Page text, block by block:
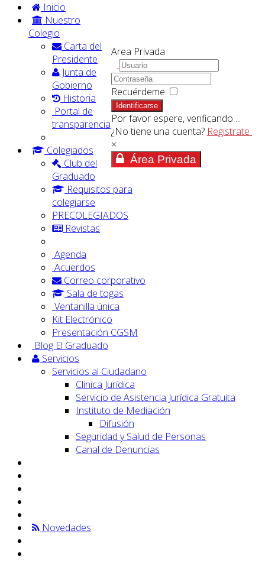
Area Privada
Recuérdeme
Identificarse
Por favor espere, verificando ...
¿No tiene una cuenta? Registrate
×
Área Privada
Inicio
Nuestro
Colegio
Carta del
Presidente
Junta de
Gobierno
Historia
Portal de
transparencia
Colegiados
Club del
Graduado
Requisitos para
colegiarse
PRECOLEGIADOS
Revistas
Agenda
Acuerdos
Correo corporativo
Sala de togas
Ventanilla única
Kit Electrónico
Presentación CGSM
Blog El Graduado
Servicios
Servicios al Ciudadano
Clínica Jurídica
Servicio de Asistencia Jurídica Gratuita
Instituto de Mediación
Difusión
Seguridad y Salud de Personas
Canal de Denuncias
Novedades